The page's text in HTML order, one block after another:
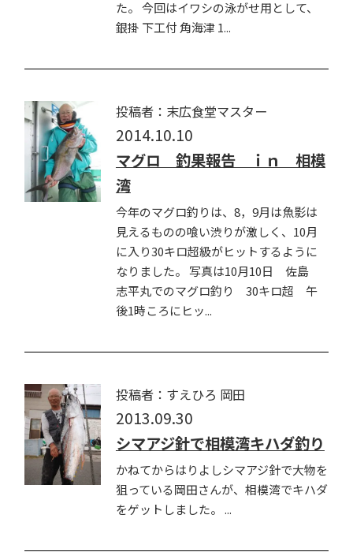
た。 今回はイワシの泳がせ用として、
銀掛 下工付 角海津 1...
投稿者：末広食堂マスター
2014.10.10
マグロ 釣果報告 ｉｎ 相模
湾
今年のマグロ釣りは、8，9月は魚影は
見えるものの喰い渋りが激しく、10月
に入り30キロ超級がヒットするように
なりました。 写真は10月10日 佐島
志平丸でのマグロ釣り 30キロ超 午
後1時ころにヒッ...
投稿者：すえひろ 岡田
2013.09.30
シマアジ針で相模湾キハダ釣り
かねてからはりよしシマアジ針で大物を
狙っている岡田さんが、相模湾でキハダ
をゲットしました。 ...